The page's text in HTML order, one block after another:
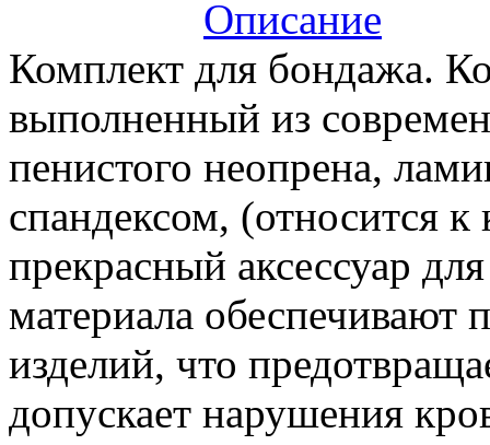
Описание
Комплект для бондажа.
выполненный из
пенистого неопрена,
спандексом, (относится
прекрасный аксессуар
материала обеспечивают
изделий, что
допускает нарушения